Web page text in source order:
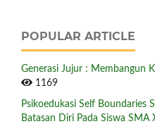
POPULAR ARTICLE
Generasi Jujur : Membangun
1169
Psikoedukasi Self Boundaries
Batasan Diri Pada Siswa SMA